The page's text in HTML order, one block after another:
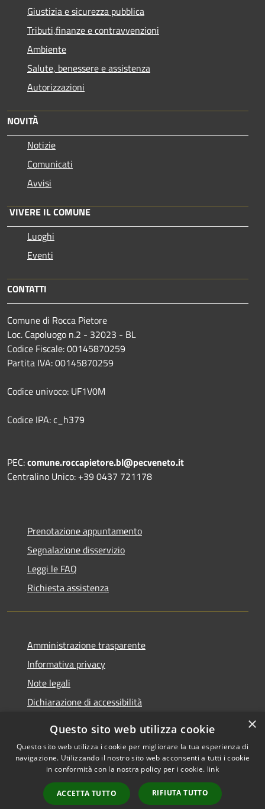
Giustizia e sicurezza pubblica
Tributi,finanze e contravvenzioni
Ambiente
Salute, benessere e assistenza
Autorizzazioni
NOVITÀ
Notizie
Comunicati
Avvisi
VIVERE IL COMUNE
Luoghi
Eventi
CONTATTI
Comune di Rocca Pietore
Loc. Capoluogo n.2 - 32023 - BL
Codice Fiscale: 00145870259
Partita IVA: 00145870259
Codice univoco: UF1V0M
Codice IPA: c_h379
PEC:comune.roccapietore.bl@pecveneto.it
Centralino Unico: +39 0437 721178
Prenotazione appuntamento
Segnalazione disservizio
Leggi le FAQ
Richiesta assistenza
Amministrazione trasparente
Informativa privacy
Note legali
Dichiarazione di accessibilità
RSS
Accessibilità
Copyright © 2026 • Comune di
Rocca Pietore • Powered by
Municipium•
Accesso
redazione
×
Questo sito web utilizza cookie
Questo sito web utilizza i cookie per migliorare la tua esperienza di
navigazione. Utilizzando il nostro sito web acconsenti a tutti i cookie
in conformità con la nostra policy per i cookie. link
ACCETTA TUTTO RIFIUTA TUTTO